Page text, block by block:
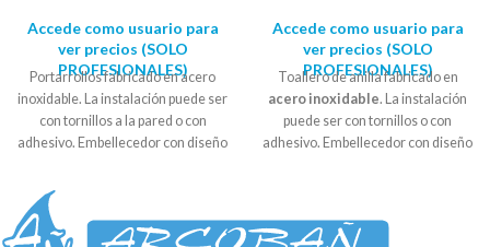
Accede como usuario para
ver precios (SOLO
PROFESIONALES)
Portarrollos fabricado en acero
inoxidable. La instalación puede ser
con tornillos a la pared o con
adhesivo. Embellecedor con diseño
expositora. Diámetro soporte: 5,5
Accede como usuario para
ver precios (SOLO
PROFESIONALES)
Toallero de anilla fabricado en
acero inoxidable. La instalación
puede ser con tornillos o con
adhesivo. Embellecedor con diseño